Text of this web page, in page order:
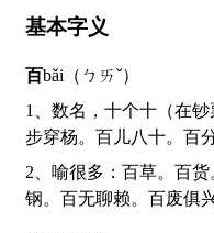
基本字义
百bǎi（ㄅㄞˇ）
1、数名，十个十（在钞票和单据上常用大写“佰”代）：百
步穿杨。百儿八十。百分
2、喻很多：百草。百货。百姓（人民）。百般。百炼成
钢。百无聊赖。百废俱